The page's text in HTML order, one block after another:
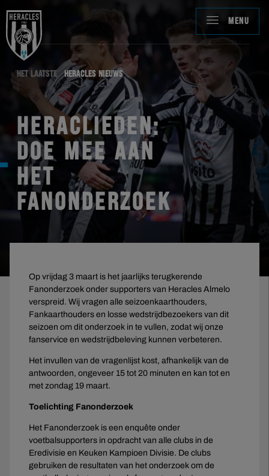
MENU
HET LAATSTE HERACLES NIEUWS
HERACLIEDEN:
DOE MEE AAN
HET
FANONDERZOEK
Op vrijdag 3 maart is het jaarlijks terugkerende
Fanonderzoek onder supporters van Heracles Almelo
verspreid. Wij vragen alle seizoenkaarthouders,
Fankaarthouders en losse wedstrijdbezoekers van dit
seizoen om dit onderzoek in te vullen, zodat wij onze
fanservice en wedstrijdbeleving kunnen verbeteren.
Het invullen van de vragenlijst kost, afhankelijk van de
antwoorden, ongeveer 15 tot 20 minuten en kan tot en
met zondag 19 maart.
Toelichting Fanonderzoek
Het Fanonderzoek is een enquête onder
voetbalsupporters in opdracht van alle clubs in de
Eredivisie en Keuken Kampioen Divisie. De clubs
gebruiken de resultaten van het onderzoek om de